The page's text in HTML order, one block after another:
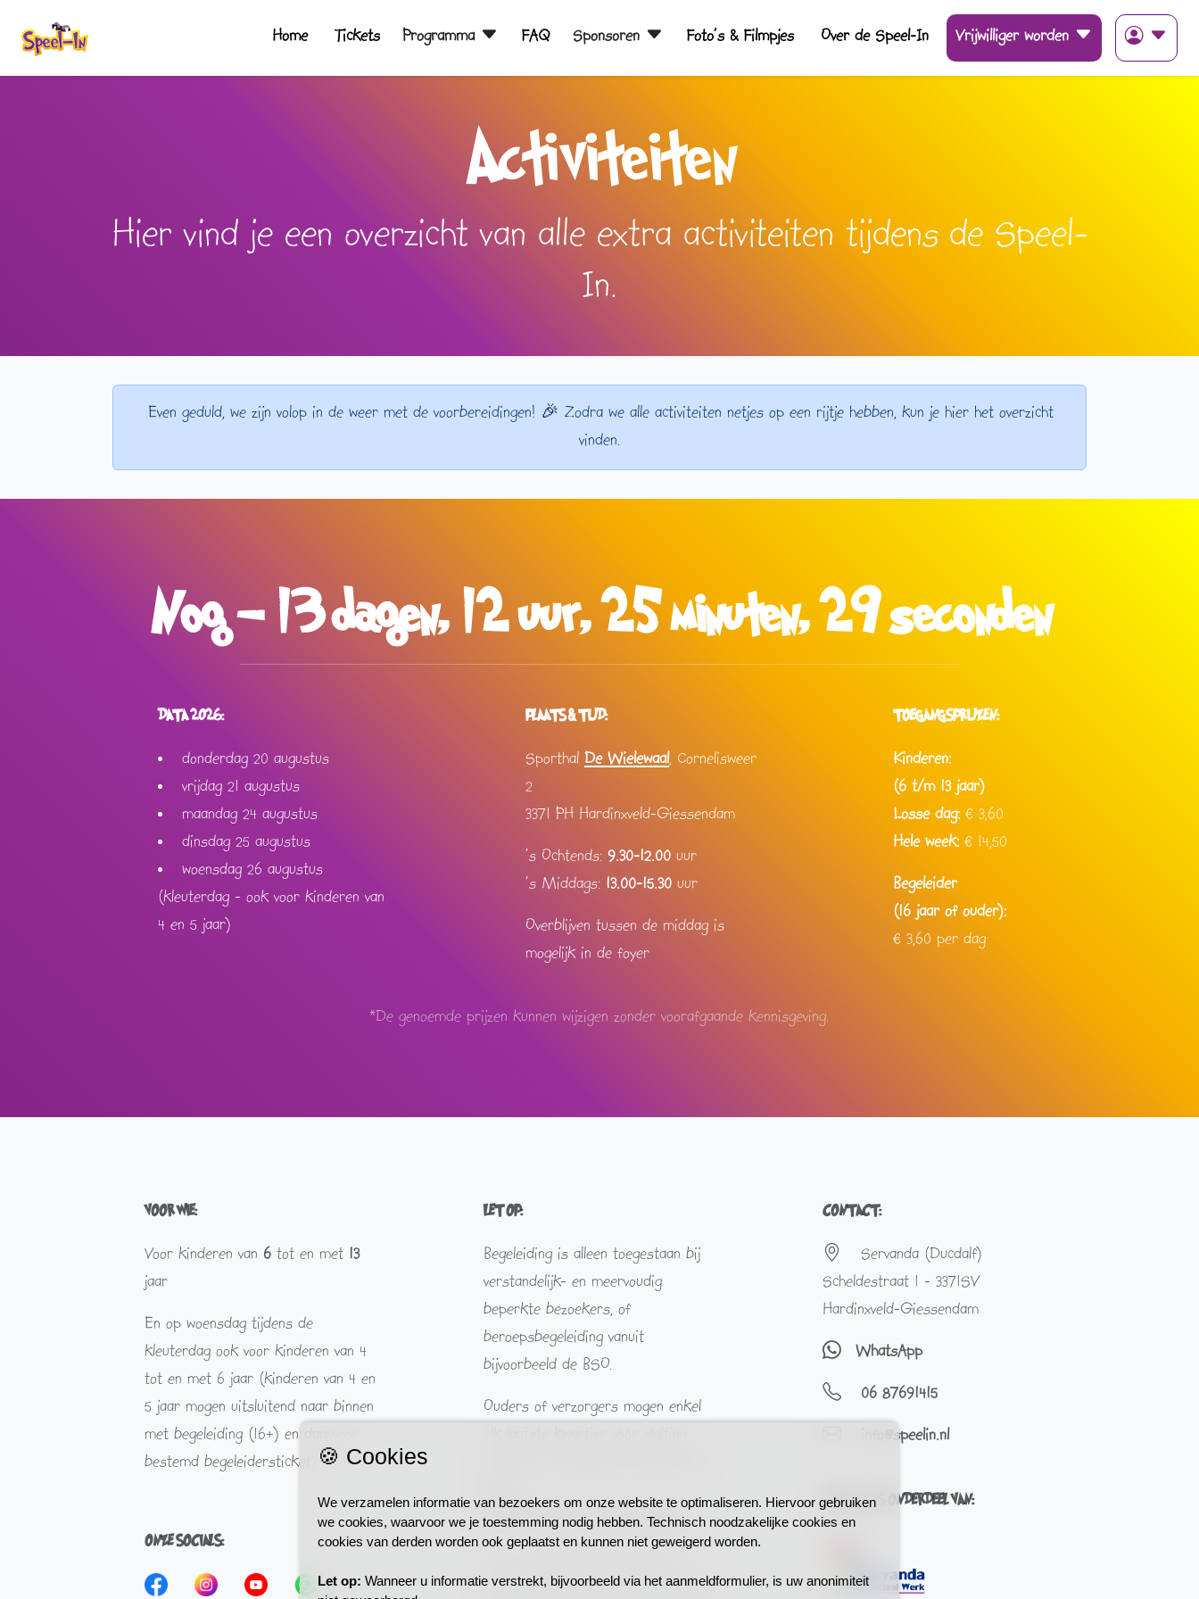
Home Tickets Programma FAQ Sponsoren Foto's & Filmpjes Over de Speel-In Vrijwilliger worden
Activiteiten
Hier vind je een overzicht van alle extra activiteiten tijdens de Speel-
In.
Even geduld, we zijn volop in de weer met de voorbereidingen! 🎉 Zodra we alle activiteiten netjes op een rijtje hebben, kun je hier het overzicht
vinden.
Nog - 13 dagen, 12 uur, 25 minuten, 28 seconden
DATA 2026:
donderdag 20 augustus
vrijdag 21 augustus
maandag 24 augustus
dinsdag 25 augustus
woensdag 26 augustus
(kleuterdag - ook voor kinderen van
4 en 5 jaar)
PLAATS & TIJD:
Sporthal De Wielewaal, Cornelisweer
2
3371 PH Hardinxveld-Giessendam
's Ochtends: 9.30-12.00uur
's Middags: 13.00-15.30uur
Overblijven tussen de middag is
mogelijk in de foyer
TOEGANGSPRIJZEN:
Kinderen:
(6 t/m 13 jaar)
Losse dag:€ 3,60
Hele week:€ 14,50
Begeleider
(16 jaar of ouder):
€ 3,60 per dag
*De genoemde prijzen kunnen wijzigen zonder voorafgaande kennisgeving.
VOOR WIE:
Voor kinderen van 6tot en met 13
jaar
En op woensdag tijdens de
kleuterdag ook voor kinderen van 4
tot en met 6 jaar (kinderen van 4 en
5 jaar mogen uitsluitend naar binnen
met begeleiding (16+) en daarvoor
bestemd begeleidersticket)
ONZE SOCIALS:
LET OP:
Begeleiding is alleen toegestaan bij
verstandelijk- en meervoudig
beperkte bezoekers, of
beroepsbegeleiding vanuit
bijvoorbeeld de BSO.
Ouders of verzorgers mogen enkel
(11:45 tot 12:00 & 15:15 tot 15:30)
(als begeleider van uw kleuter(s)) op
CONTACT:
Servanda (Ducdalf)
Scheldestraat 1 - 3371SV
Hardinxveld-Giessendam
WhatsApp
06 87691415
info@speelin.nl
SPEEL-IN IS ONDERDEEL VAN:
🍪 Cookies
We verzamelen informatie van bezoekers om onze website te optimaliseren. Hiervoor gebruiken
we cookies, waarvoor we je toestemming nodig hebben. Technisch noodzakelijke cookies en
cookies van derden worden ook geplaatst en kunnen niet geweigerd worden.
Let op: Wanneer u informatie verstrekt, bijvoorbeeld via het aanmeldformulier, is uw anonimiteit